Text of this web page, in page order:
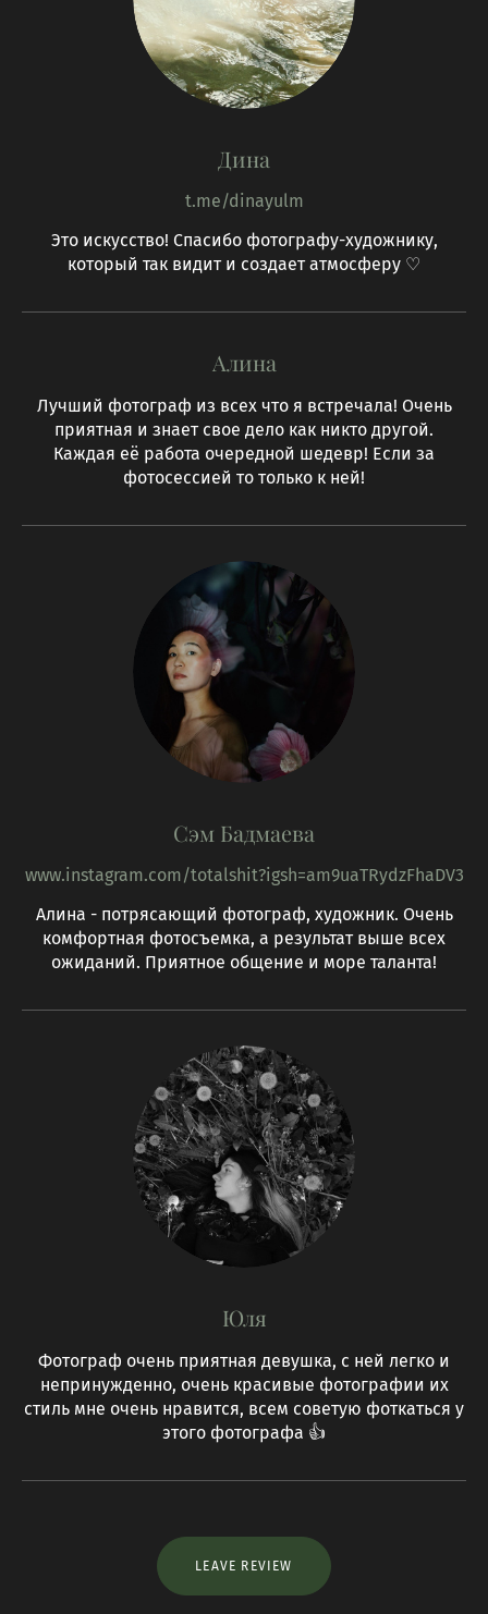
Дина
t.me/dinayulm
Это искусство! Спасибо фотографу-художнику,
который так видит и создает атмосферу ♡
Алина
Лучший фотограф из всех что я встречала! Очень
приятная и знает свое дело как никто другой.
Каждая её работа очередной шедевр! Если за
фотосессией то только к ней!
Сэм Бадмаева
www.instagram.com/totalshit?igsh=am9uaTRydzFhaDV3
Алина - потрясающий фотограф, художник. Очень
комфортная фотосъемка, а результат выше всех
ожиданий. Приятное общение и море таланта!
Юля
Фотограф очень приятная девушка, с ней легко и
непринужденно, очень красивые фотографии их
стиль мне очень нравится, всем советую фоткаться у
этого фотографа 👍
LEAVE REVIEW